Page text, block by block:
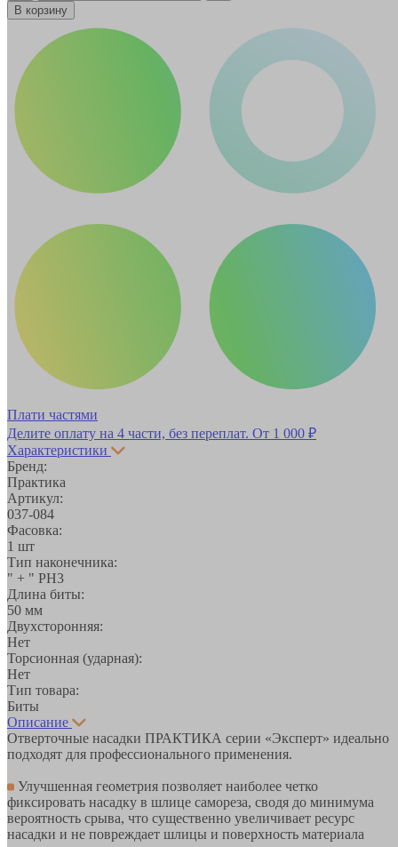
В корзину
Плати частями
Делите оплату на 4 части, без переплат. От 1 000 ₽
Характеристики
Бренд:
Практика
Артикул:
037-084
Фасовка:
1 шт
Тип наконечника:
" + " PH3
Длина биты:
50 мм
Двухсторонняя:
Нет
Торсионная (ударная):
Нет
Тип товара:
Биты
Описание
Отверточные насадки ПРАКТИКА серии «Эксперт» идеально
подходят для профессионального применения.
Улучшенная геометрия позволяет наиболее четко
фиксировать насадку в шлице самореза, сводя до минимума
вероятность срыва, что существенно увеличивает ресурс
насадки и не повреждает шлицы и поверхность материала